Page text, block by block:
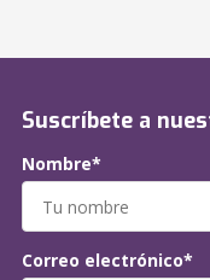
Suscríbete a
Nombre*
Correo electrónico*